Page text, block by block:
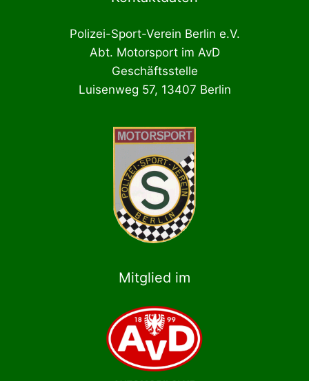
Polizei-Sport-Verein Berlin e.V.
Abt. Motorsport im AvD
Geschäftsstelle
Luisenweg 57, 13407 Berlin
Mitglied im